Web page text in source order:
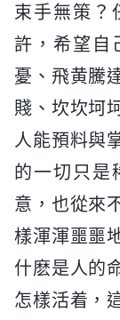
束手無策？
許，希望自
憂、飛黄騰
賤、坎坎坷
人能預料與
的一切只是
意，也從來
樣渾渾噩噩
什麽是人的
怎樣活着，